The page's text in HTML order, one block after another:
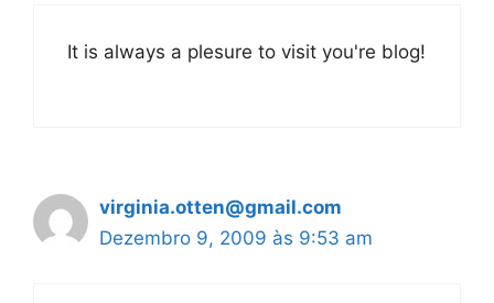
It is always a plesure to visit you're blog!
virginia.otten@gmail.com
Dezembro 9, 2009 às 9:53 am